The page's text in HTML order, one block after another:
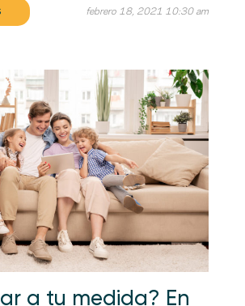
febrero 18, 2021 10:30 am
a tu medida? En